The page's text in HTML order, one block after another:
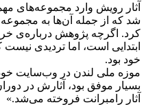
آثار رویش وارد مجموعه‌های
شد که از جمله آن‌ها به
کرد. اگرچه پژوهش درباره‌ی
ابتدایی است، اما تردیدی
خود بود.
موزه ملی لندن در وب‌سایت
بسیار موفق بود، آثارش در
آثار رامبرانت فروخته می‌شد.»